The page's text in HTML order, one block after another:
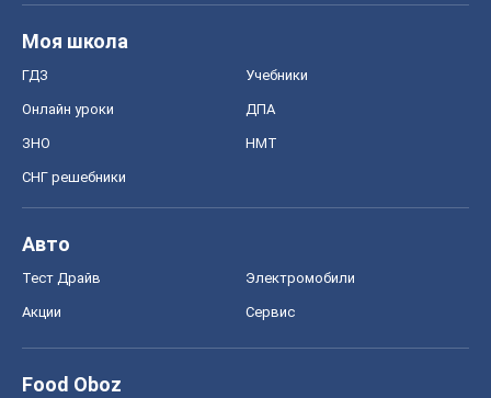
Моя школа
ГДЗ Учебники
Онлайн уроки ДПА
ЗНО НМТ
СНГ решебники
Авто
Тест Драйв Электромобили
Акции Сервис
Food Oboz